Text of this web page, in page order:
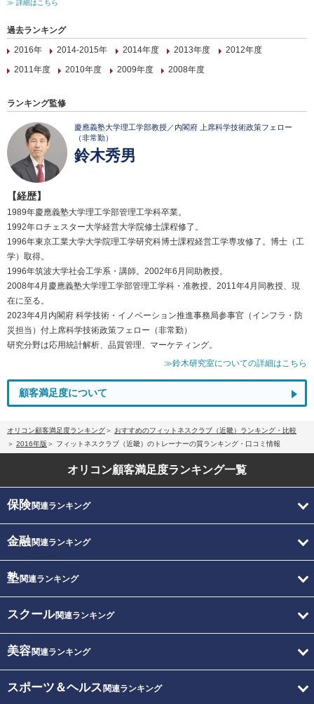
≫ 詳細はこちら
過去ランキング
2016年
2014-2015年 2014年度 2013年度
2012年度
2011年度
2010年度 2009年度 2008年度
ランキング監修
慶應義塾大学理工学部教授／内閣府 上席科学技術政策フェロー
（非常勤）
鈴木秀男
【経歴】
1989年慶應義塾大学理工学部管理工学科卒業。
1992年ロチェスター大学経営大学院修士課程修了。
1996年東京工業大学大学院理工学研究科博士課程経営工学専攻修了。博士（工
学）取得。
1996年筑波大学社会工学系・講師。2002年6月同助教授。
2008年4月慶應義塾大学理工学部管理工学科・准教授。2011年4月同教授、現
在に至る。
2023年4月内閣府 科学技術・イノベーション推進事務局参事官（インフラ・防
災担当）付上席科学技術政策フェロー（非常勤）
研究分野は応用統計解析、品質管理、マーケティング。
≫鈴木研究室についての詳細はこちら
顧客満足度について
オリコン顧客満足度ランキング
おすすめのフィットネスクラブ（近畿）ランキング・比較
2016年版
フィットネスクラブ（近畿）のトレーナーの質ランキング・口コミ情報
オリコン顧客満足度ランキング一覧
保険関連ランキング
金融関連ランキング
塾関連ランキング
スクール関連ランキング
美容関連ランキング
スポーツ＆ヘルス 関連ランキング